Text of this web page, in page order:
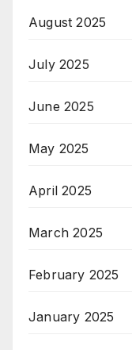
August 2025
July 2025
June 2025
May 2025
April 2025
March 2025
February 2025
January 2025